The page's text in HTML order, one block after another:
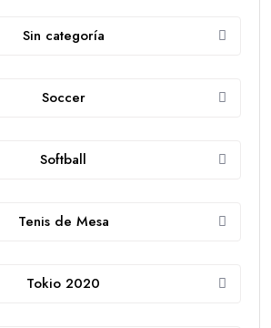
Sin categoría
Soccer
Softball
Tenis de Mesa
Tokio 2020